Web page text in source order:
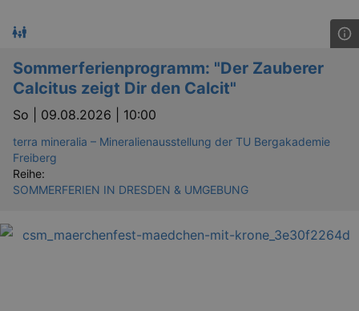
Sommerferienprogramm: "Der Zauberer
Calcitus zeigt Dir den Calcit"
So | 09.08.2026 | 10:00
terra mineralia – Mineralienausstellung der TU Bergakademie
Freiberg
Reihe:
SOMMERFERIEN IN DRESDEN & UMGEBUNG